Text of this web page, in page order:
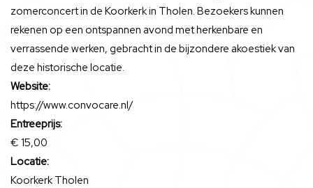
zomerconcert in de Koorkerk in Tholen. Bezoekers kunnen
rekenen op een ontspannen avond met herkenbare en
verrassende werken, gebracht in de bijzondere akoestiek van
deze historische locatie.
Website:
https://www.convocare.nl/
Entreeprijs:
€ 15,00
Locatie:
Koorkerk Tholen